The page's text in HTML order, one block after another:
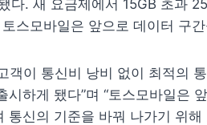
다. 새 요금제에서 15GB 초과
스모바일은 앞으로 데이터 구
객이 통신비 낭비 없이 최적의
시하게 됐다”며 “토스모바일은
통신의 기준을 바꿔 나가기 위해